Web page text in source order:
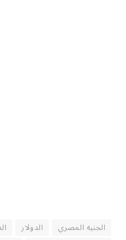
الجنيه المصري الدولار